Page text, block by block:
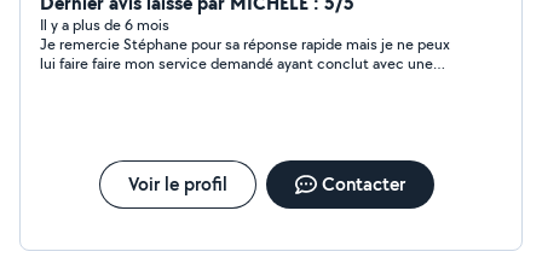
Il y a plus de 6 mois
Je remercie Stéphane pour sa réponse rapide mais je ne peux
lui faire faire mon service demandé ayant conclut avec une
Voir le profil Contacter